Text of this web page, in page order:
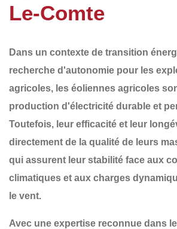
Le-Comte
Dans un contexte de transition
recherche d'autonomie pour les
agricoles, les éoliennes agricoles
production d'électricité durable et
Toutefois, leur efficacité et leur
directement de la qualité de leurs
qui assurent leur stabilité face aux
climatiques et aux charges
le vent.
Avec une expertise reconnue dans